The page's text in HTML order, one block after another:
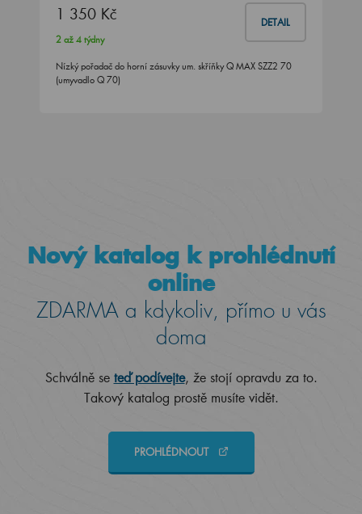
1 350 Kč DETAIL
2 až 4 týdny
Nízký pořadač do horní zásuvky um. skříňky Q MAX SZZ2 70
(umyvadlo Q 70)
Nový katalog k prohlédnutí
online
ZDARMA a kdykoliv, přímo u vás
doma
Schválně se teď podívejte, že stojí opravdu za to.
Takový katalog prostě musíte vidět.
PROHLÉDNOUT